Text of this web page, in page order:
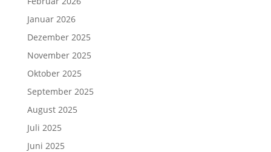
Januar 2026
Dezember 2025
November 2025
Oktober 2025
September 2025
August 2025
Juli 2025
Juni 2025